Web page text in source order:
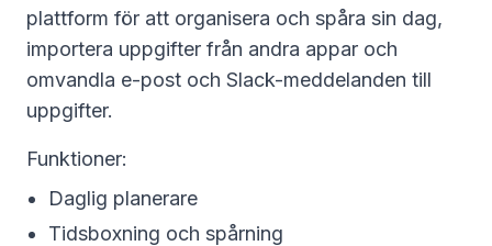
plattform för att organisera och spåra sin dag,
importera uppgifter från andra appar och
omvandla e-post och Slack-meddelanden till
uppgifter.
Funktioner:
Daglig planerare
Tidsboxning och spårning